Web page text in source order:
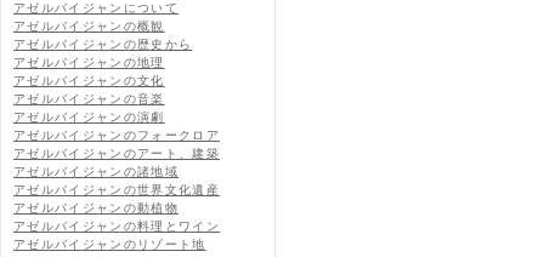
アゼルバイジャンについて
アゼルバイジャンの概観
アゼルバイジャンの歴史から
アゼルバイジャンの地理
アゼルバイジャンの文化
アゼルバイジャンの音楽
アゼルバイジャンの演劇
アゼルバイジャンのフォークロア
アゼルバイジャンのアート、建築
アゼルバイジャンの諸地域
アゼルバイジャンの世界文化遺産
アゼルバイジャンの動植物
アゼルバイジャンの料理とワイン
アゼルバイジャンのリゾート地